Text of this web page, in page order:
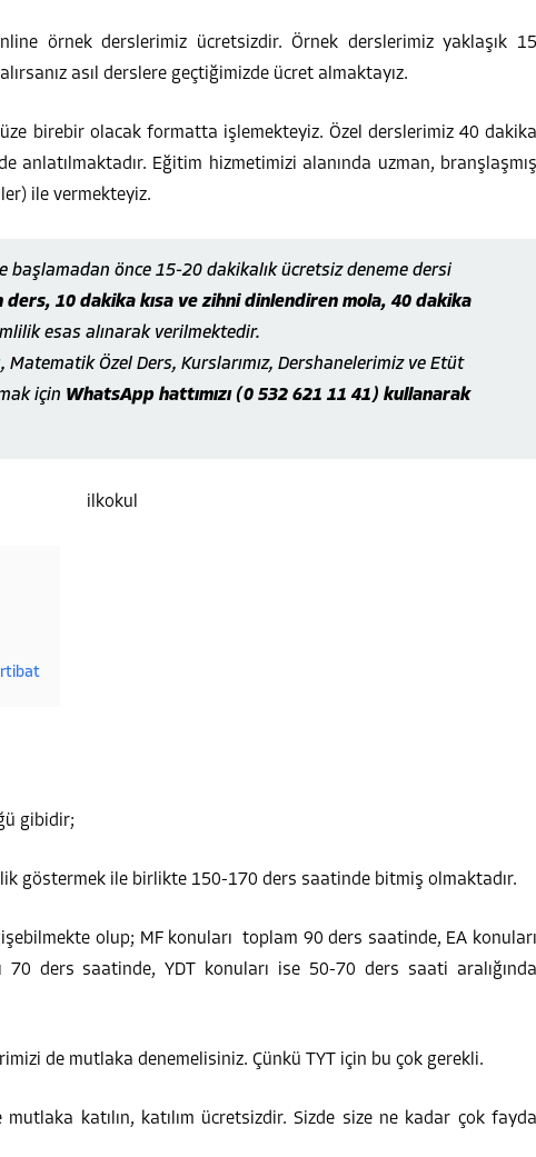
örnek derslerimiz ücretsizdir. Örnek derslerimiz yaklaşık 15
asıl derslere geçtiğimizde ücret almaktayız.
birebir olacak formatta işlemekteyiz. Özel derslerimiz 40 dakika
anlatılmaktadır. Eğitim hizmetimizi alanında uzman, branşlaşmış
ile vermekteyiz.
başlamadan önce 15-20 dakikalık ücretsiz deneme dersi
ders, 10 dakika kısa ve zihni dinlendiren mola, 40 dakika
esas alınarak verilmektedir.
, Matematik Özel Ders, Kurslarımız, Dershanelerimiz ve Etüt
için WhatsApp hattımızı (0 532 621 11 41) kullanarak
İrtibat
gibidir;
göstermek ile birlikte 150-170 ders saatinde bitmiş olmaktadır.
olup; MF konuları toplam 90 ders saatinde, EA konuları
ders saatinde, YDT konuları ise 50-70 ders saati aralığında
de mutlaka denemelisiniz. Çünkü TYT için bu çok gerekli.
katılın, katılım ücretsizdir. Sizde size ne kadar çok fayda